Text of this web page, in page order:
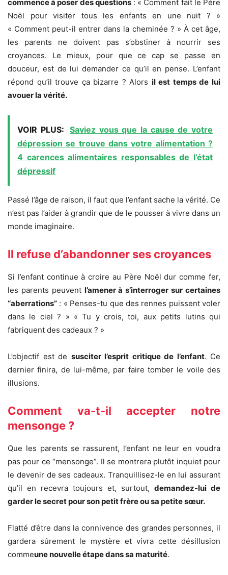
commence à poser des questions: « Comment fait le Père
Noël pour visiter tous les enfants en une nuit ? »
« Comment peut-il entrer dans la cheminée ? » À cet âge,
les parents ne doivent pas s’obstiner à nourrir ses
croyances. Le mieux, pour que ce cap se passe en
douceur, est de lui demander ce qu’il en pense. L’enfant
répond qu’il trouve ça bizarre ? Alors il est temps de lui
avouer la vérité.
VOIR PLUS:
Saviez vous que la cause de votre
dépression se trouve dans votre alimentation ?
4 carences alimentaires responsables de l’état
dépressif
Passé l’âge de raison, il faut que l’enfant sache la vérité. Ce
n’est pas l’aider à grandir que de le pousser à vivre dans un
monde imaginaire.
Il refuse d’abandonner ses croyances
Si l’enfant continue à croire au Père Noël dur comme fer,
les parents peuvent l’amener à s’interroger sur certaines
“aberrations” : « Penses-tu que des rennes puissent voler
dans le ciel ? » « Tu y crois, toi, aux petits lutins qui
fabriquent des cadeaux ? »
L’objectif est de susciter l’esprit critique de l’enfant. Ce
dernier finira, de lui-même, par faire tomber le voile des
illusions.
Comment va-t-il accepter notre
mensonge ?
Que les parents se rassurent, l’enfant ne leur en voudra
pas pour ce “mensonge”. Il se montrera plutôt inquiet pour
le devenir de ses cadeaux. Tranquillisez-le en lui assurant
qu’il en recevra toujours et, surtout, demandez-lui de
garder le secret pour son petit frère ou sa petite sœur.
Flatté d’être dans la connivence des grandes personnes, il
gardera sûrement le mystère et vivra cette désillusion
commeune nouvelle étape dans sa maturité.